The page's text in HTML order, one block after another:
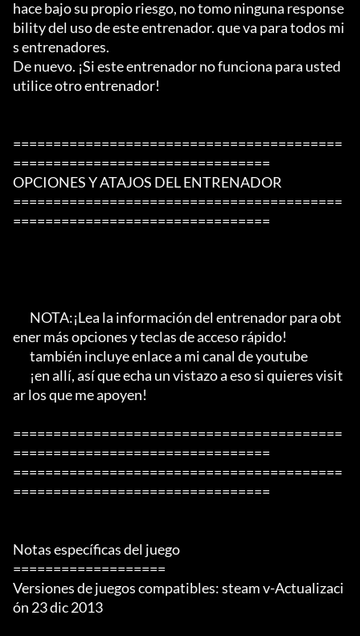
hace bajo su propio riesgo, no tomo ninguna response
bility del uso de este entrenador. que va para todos mi
s entrenadores.
De nuevo. ¡Si este entrenador no funciona para usted
utilice otro entrenador!
=========================================
================================
OPCIONES Y ATAJOS DEL ENTRENADOR
=========================================
================================
ener más opciones y teclas de acceso rápido!
ar los que me apoyen!
=========================================
================================
=========================================
================================
Notas específicas del juego
===================
Versiones de juegos compatibles: steam v-Actualizaci
ón 23 dic 2013